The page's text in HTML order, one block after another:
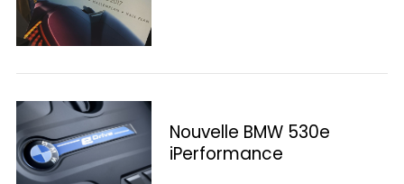
Nouvelle BMW 530e
iPerformance
S
e